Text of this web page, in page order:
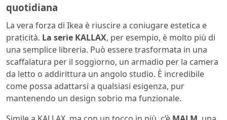
quotidiana
La vera forza di Ikea è riuscire a coniugare estetica e
praticità. La serie KALLAX, per esempio, è molto più di
una semplice libreria. Può essere trasformata in una
scaffalatura per il soggiorno, un armadio per la camera
da letto o addirittura un angolo studio. È incredibile
come possa adattarsi a qualsiasi esigenza, pur
mantenendo un design sobrio ma funzionale.